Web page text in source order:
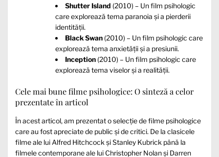
Shutter Island (2010) – Un film psihologic
care explorează tema paranoia și a pierderii
identității.
Black Swan (2010) – Un film psihologic care
explorează tema anxietății și a presiunii.
Inception (2010) – Un film psihologic care
explorează tema viselor și a realității.
Cele mai bune filme psihologice: O sinteză a celor
prezentate în articol
În acest articol, am prezentat o selecție de filme psihologice
care au fost apreciate de public și de critici. De la clasicele
filme ale lui Alfred Hitchcock și Stanley Kubrick până la
filmele contemporane ale lui Christopher Nolan și Darren